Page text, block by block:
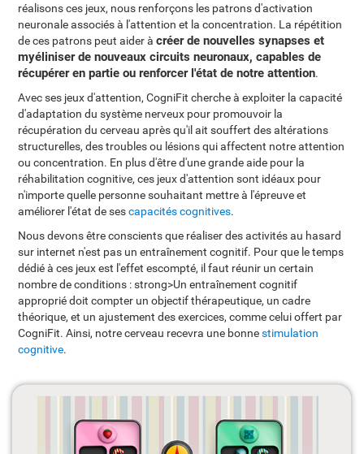
réalisons ces jeux, nous renforçons les patrons d'activation
neuronale associés à l'attention et la concentration. La répétition
de ces patrons peut aider àcréer de nouvelles synapses et
myéliniser de nouveaux circuits neuronaux, capables de
récupérer en partie ou renforcer l'état de notre attention.
Avec ses jeux d'attention, CogniFit cherche à exploiter la capacité
d'adaptation du système nerveux pour promouvoir la
récupération du cerveau après qu'il ait souffert des altérations
structurelles, des troubles ou lésions qui affectent notre attention
ou concentration. En plus d'être d'une grande aide pour la
réhabilitation cognitive, ces jeux d'attention sont idéaux pour
n'importe quelle personne souhaitant mettre à l'épreuve et
améliorer l'état de sescapacités cognitives.
Nous devons être conscients que réaliser des activités au hasard
sur internet n'est pas un entraînement cognitif. Pour que le temps
dédié à ces jeux est l'effet escompté, il faut réunir un certain
nombre de conditions : strong>Un entraînement cognitif
approprié doit compter un objectif thérapeutique, un cadre
théorique, et un ajustement des exercices, comme celui offert par
CogniFit. Ainsi, notre cerveau recevra une bonnestimulation
cognitive.